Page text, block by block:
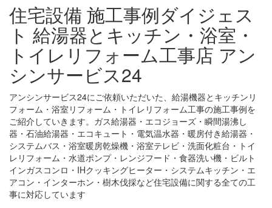
住宅設備 施工事例ダイジェス
ト 給湯器とキッチン・浴室・
トイレリフォーム工事店 アン
シンサービス24
アンシンサービス24にご依頼いただいた、給湯機器とキッチンリ
フォーム・浴室リフォーム・トイレリフォーム工事の施工事例を
ご紹介していきます。ガス給湯器・エコジョーズ・瞬間湯沸し
器・石油給湯器・エコキュート・電気温水器・暖房付き給湯器・
システムバス・浴室暖房乾燥機・浴室テレビ・洗面化粧台・トイ
レリフォーム・水道ポンプ・レンジフード・食器洗い機・ビルト
インガスコンロ・IHクッキングヒーター・システムキッチン・エ
アコン・インターホン・樹木伐採など住宅設備に関する全ての工
事に対応しています